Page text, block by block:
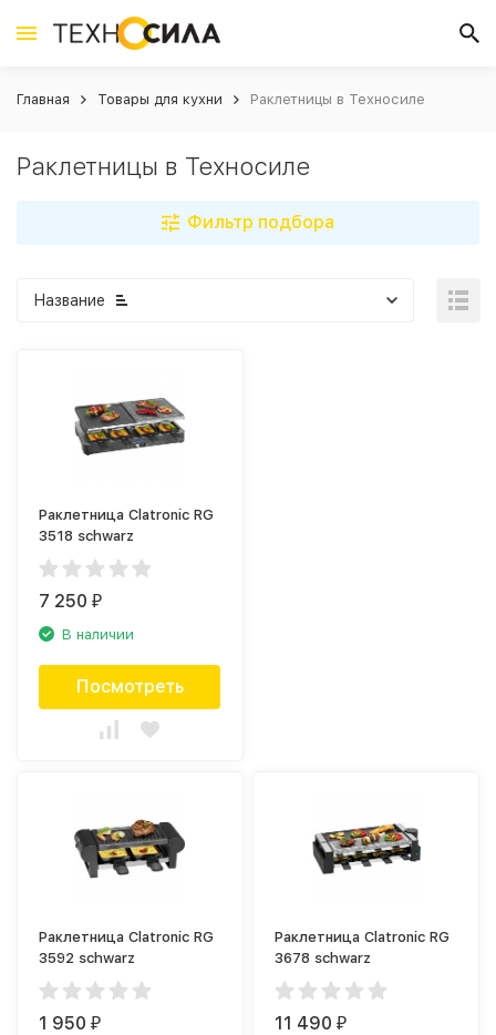
Главная Товары для кухни Раклетницы в Техносиле
Раклетницы в Техносиле
Фильтр подбора
Название
Раклетница Clatronic RG
3518 schwarz
7 250₽
В наличии
Посмотреть
Раклетница Clatronic RG
3592 schwarz
1 950₽
Раклетница Clatronic RG
3678 schwarz
11 490₽